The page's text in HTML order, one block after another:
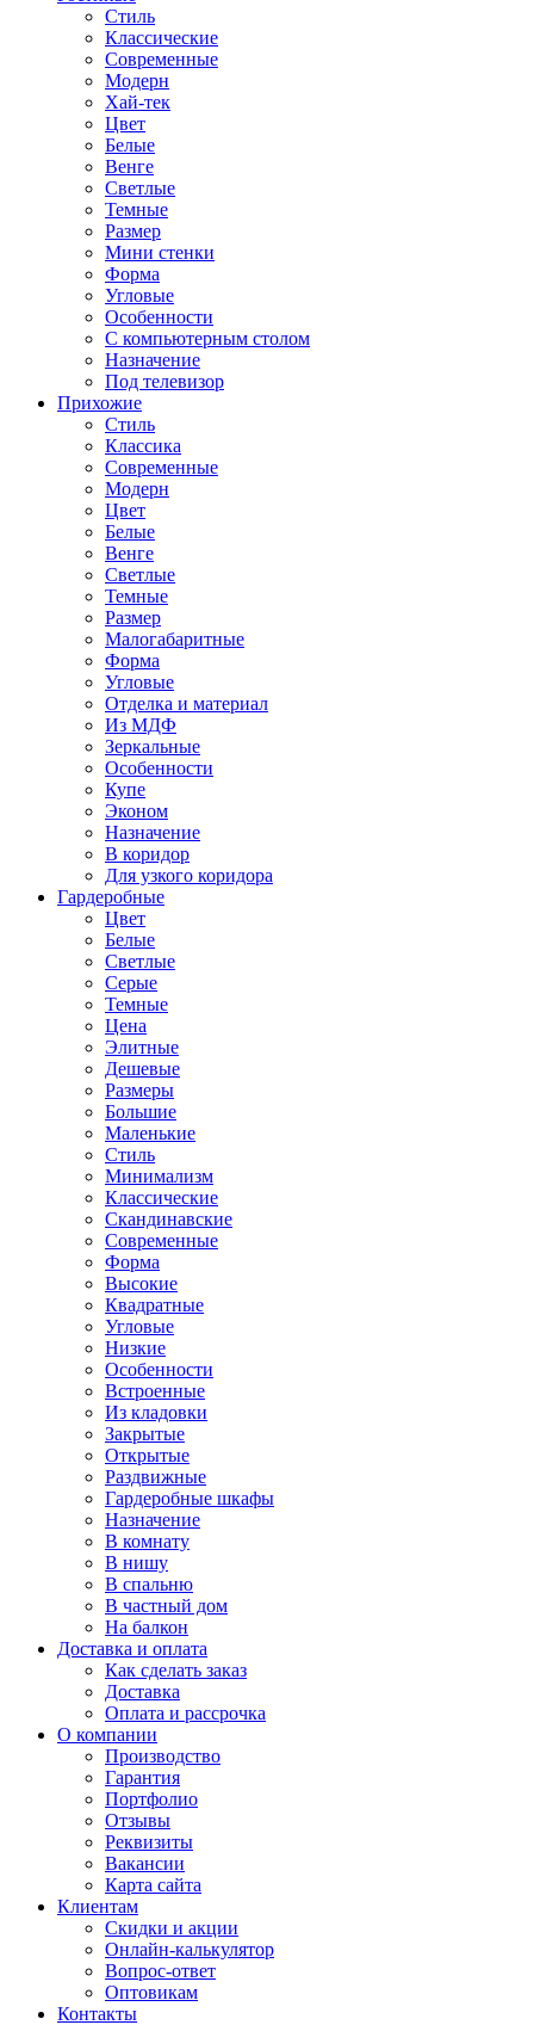
Стиль
Классические
Современные
Модерн
Хай-тек
Цвет
Белые
Венге
Светлые
Темные
Размер
Мини стенки
Форма
Угловые
Особенности
С компьютерным столом
Назначение
Под телевизор
Прихожие
Стиль
Классика
Современные
Модерн
Цвет
Белые
Венге
Светлые
Темные
Размер
Малогабаритные
Форма
Угловые
Отделка и материал
Из МДФ
Зеркальные
Особенности
Купе
Эконом
Назначение
В коридор
Для узкого коридора
Гардеробные
Цвет
Белые
Светлые
Серые
Темные
Цена
Элитные
Дешевые
Размеры
Большие
Маленькие
Стиль
Минимализм
Классические
Скандинавские
Современные
Форма
Высокие
Квадратные
Угловые
Низкие
Особенности
Встроенные
Из кладовки
Закрытые
Открытые
Раздвижные
Гардеробные шкафы
Назначение
В комнату
В нишу
В спальню
В частный дом
На балкон
Доставка и оплата
Как сделать заказ
Доставка
Оплата и рассрочка
О компании
Производство
Гарантия
Портфолио
Отзывы
Реквизиты
Вакансии
Карта сайта
Клиентам
Скидки и акции
Онлайн-калькулятор
Вопрос-ответ
Оптовикам
Контакты